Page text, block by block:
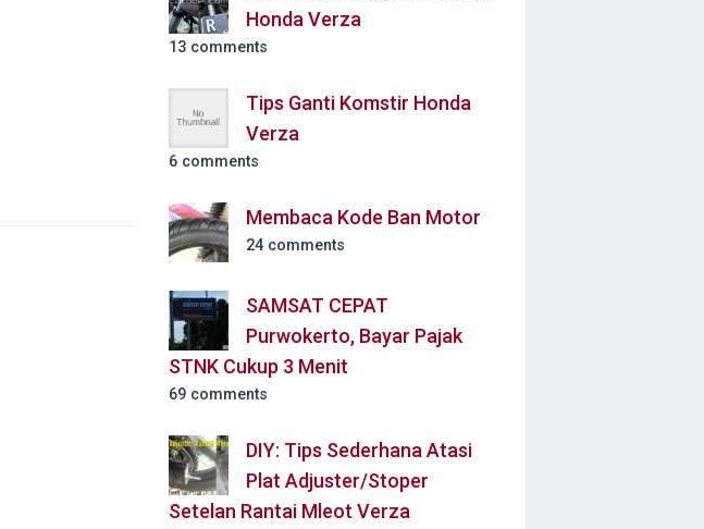
Honda Verza
13 comments
Tips Ganti Komstir Honda
Verza
6 comments
Membaca Kode Ban Motor
24 comments
SAMSAT CEPAT
Purwokerto, Bayar Pajak
STNK Cukup 3 Menit
69 comments
DIY: Tips Sederhana Atasi
Plat Adjuster/Stoper
Setelan Rantai Mleot Verza